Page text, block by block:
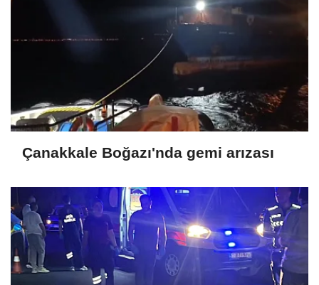
Çanakkale Boğazı'nda gemi arızası